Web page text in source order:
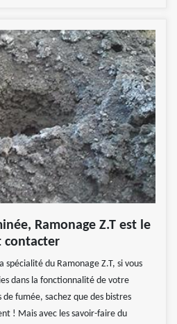
Ramonage Z.T est le
contacter
du Ramonage Z.T, si vous
dans la fonctionnalité de votre
fumée, sachez que des bistres
! Mais avec les savoir-faire du